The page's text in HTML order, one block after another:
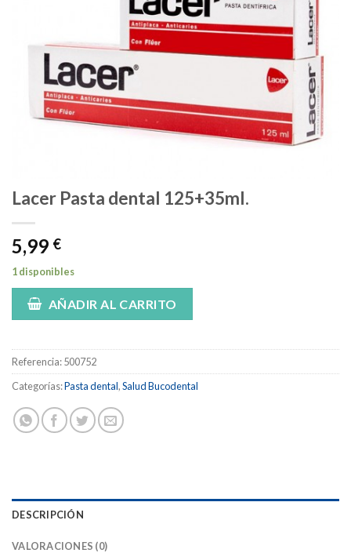
Lacer Pasta dental 125+35ml.
5,99 €
1 disponibles
AÑADIR AL CARRITO
Referencia:500752
Categorías:Pasta dental,Salud Bucodental
DESCRIPCIÓN
VALORACIONES (0)